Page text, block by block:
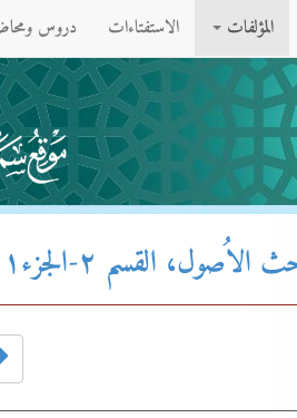
المؤلفات الاستفتاءات دروس
الاُصول، القسم ۲-الجزء۱